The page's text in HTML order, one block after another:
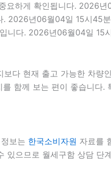
요하게 확인됩니다. 2026
2026년06월04일 15시45
니다. 2026년06월04일 15
다 현재 출고 가능한 차
함께 보는 편이 좋습니
보는 한국소비자원 자료를
있으므로 월세구함 상담